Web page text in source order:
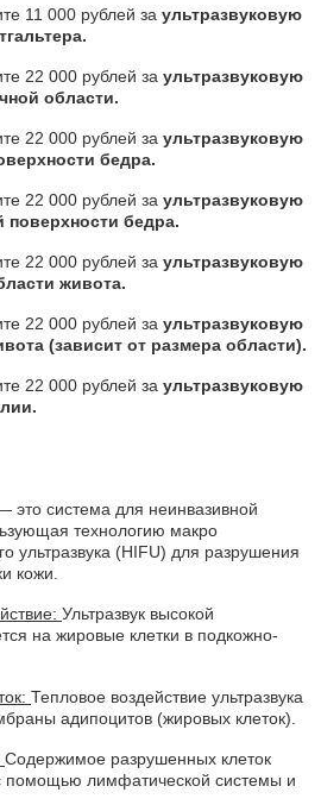
11 000 рублей за ультразвуковую
22 000 рублей за ультразвуковую
области.
22 000 рублей за ультразвуковую
бедра.
22 000 рублей за ультразвуковую
поверхности бедра.
22 000 рублей за ультразвуковую
живота.
22 000 рублей за ультразвуковую
(зависит от размера области).
22 000 рублей за ультразвуковую
система для неинвазивной
технологию макро
ультразвука (HIFU) для разрушения
кожи.
Ультразвук высокой
на жировые клетки в подкожно-
Тепловое воздействие ультразвука
адипоцитов (жировых клеток).
Содержимое разрушенных клеток
помощью лимфатической системы и